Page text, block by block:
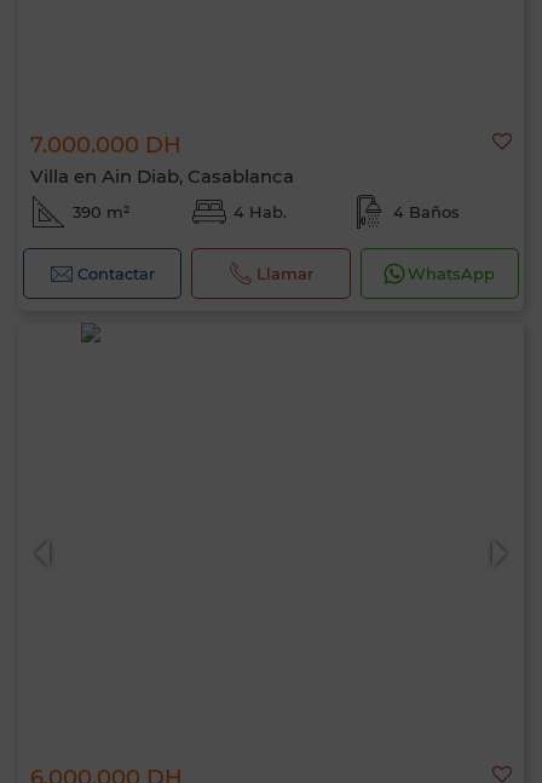
7.000.000 DH
Villa en Ain Diab, Casablanca
390 m² 4 Hab. 4 Baños
Contactar Llamar WhatsApp